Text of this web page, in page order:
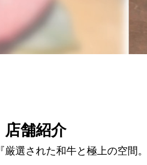
店舗紹介
『厳選された和牛と極上の空間